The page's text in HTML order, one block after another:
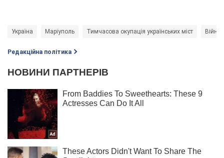
Україна Маріуполь Тимчасова окупація українських міст Війна
Редакційна політика